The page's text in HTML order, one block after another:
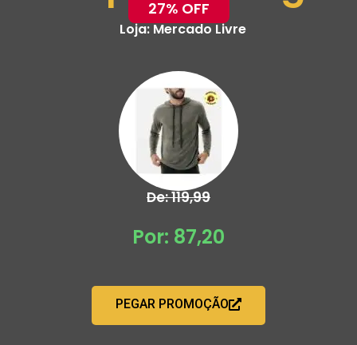
27% OFF
Loja:Mercado Livre
De: 119,99
Por: 87,20
PEGAR PROMOÇÃO